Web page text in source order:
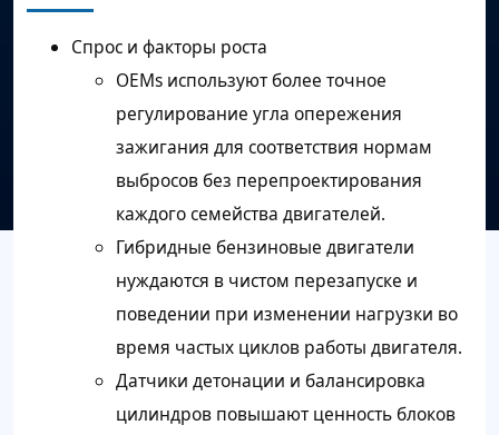
Спрос и факторы роста
OEMs используют более точное
регулирование угла опережения
зажигания для соответствия нормам
выбросов без перепроектирования
каждого семейства двигателей.
Гибридные бензиновые двигатели
нуждаются в чистом перезапуске и
поведении при изменении нагрузки во
время частых циклов работы двигателя.
Датчики детонации и балансировка
цилиндров повышают ценность блоков